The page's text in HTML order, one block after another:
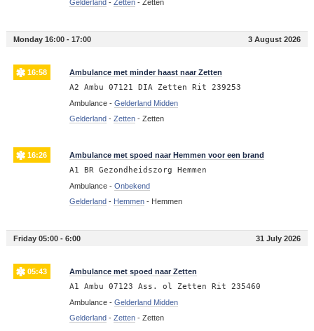
Gelderland- Zetten- Zetten
Monday 16:00 - 17:00 3 August 2026
16:58 Ambulance met minder haast naar Zetten
A2 Ambu 07121 DIA Zetten Rit 239253
Ambulance - Gelderland Midden
Gelderland- Zetten- Zetten
16:26 Ambulance met spoed naar Hemmen voor een brand
A1 BR Gezondheidszorg Hemmen
Ambulance - Onbekend
Gelderland- Hemmen- Hemmen
Friday 05:00 - 6:00 31 July 2026
05:43 Ambulance met spoed naar Zetten
A1 Ambu 07123 Ass. ol Zetten Rit 235460
Ambulance - Gelderland Midden
Gelderland- Zetten- Zetten